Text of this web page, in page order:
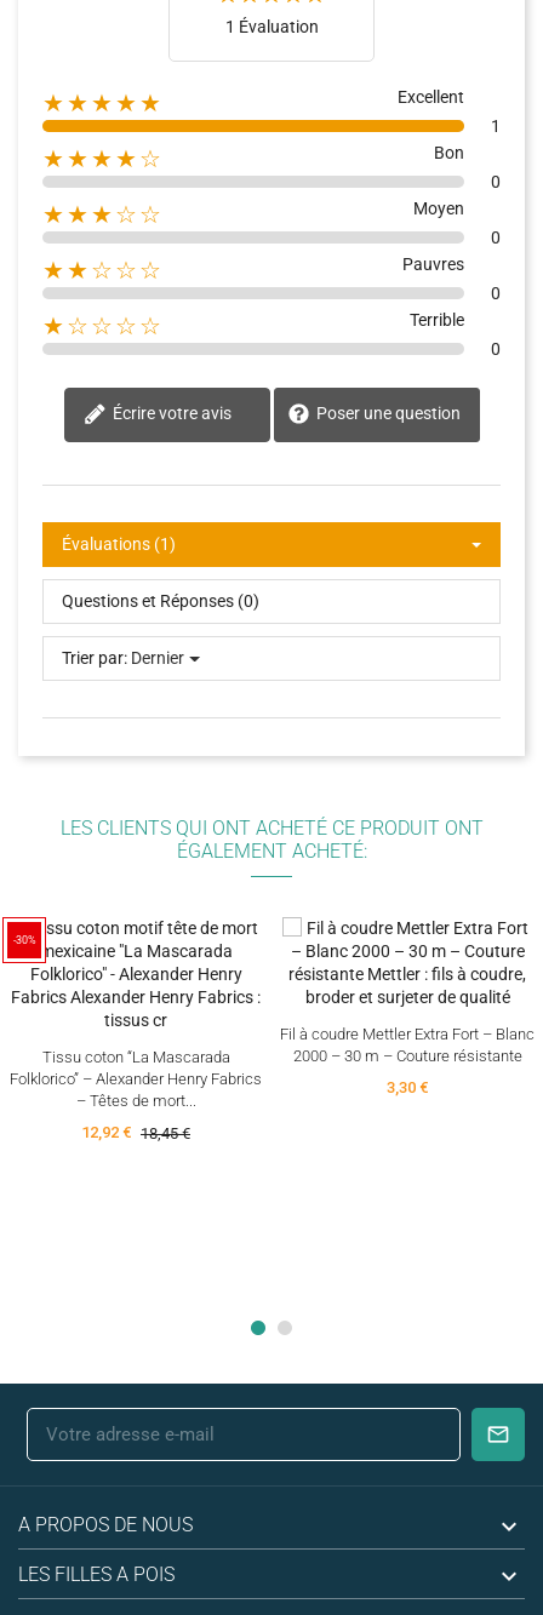
1 Évaluation
★★★★★
Excellent
1
★★★★☆
Bon
0
★★★☆☆
Moyen
0
★★☆☆☆
Pauvres
0
★☆☆☆☆
Terrible
0
Écrire votre avis Poser une question
Évaluations (1)
Questions et Réponses (0)
Trier par: Dernier
LES CLIENTS QUI ONT ACHETÉ CE PRODUIT ONT
ÉGALEMENT ACHETÉ:
-30%
Tissu coton “La Mascarada
Folklorico” – Alexander Henry Fabrics
– Têtes de mort...
12,92 € 18,45 €
Fil à coudre Mettler Extra Fort – Blanc
2000 – 30 m – Couture résistante
3,30 €
A PROPOS DE NOUS 
LES FILLES A POIS 